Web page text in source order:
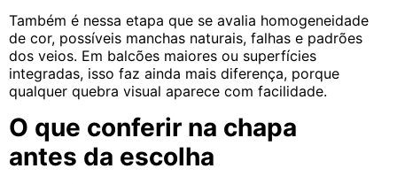
Também é nessa etapa que se avalia homogeneidade
de cor, possíveis manchas naturais, falhas e padrões
dos veios. Em balcões maiores ou superfícies
integradas, isso faz ainda mais diferença, porque
qualquer quebra visual aparece com facilidade.
O que conferir na chapa
antes da escolha